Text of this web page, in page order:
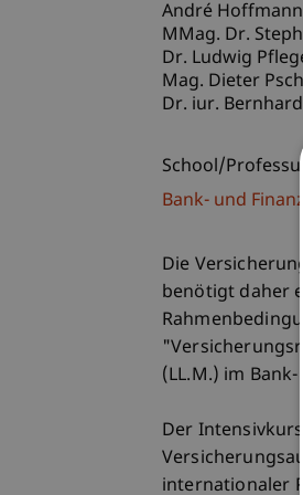
André Hoffmann
MMag. Dr.
Dr. Ludwig
Mag. Dieter
Dr. iur.
School/Professur:
Bank- und
Die
benötigt daher
(LL.M.) im
Der
internationaler